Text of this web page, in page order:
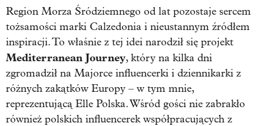
Region Morza Śródziemnego od lat pozostaje sercem
tożsamości marki Calzedonia i nieustannym źródłem
inspiracji. To właśnie z tej idei narodził się projekt
Mediterranean Journey, który na kilka dni
zgromadził na Majorce influencerki i dziennikarki z
różnych zakątków Europy – w tym mnie,
reprezentującą Elle Polska. Wśród gości nie zabrakło
również polskich influencerek współpracujących z